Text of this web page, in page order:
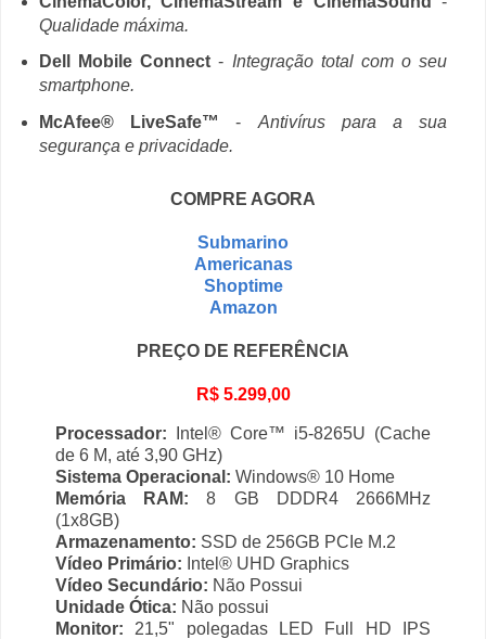
Qualidade máxima.
Dell Mobile Connect - Integração total com o seu
smartphone.
McAfee® LiveSafe™
- Antivírus para a sua
segurança e privacidade.
COMPRE AGORA
Submarino
Americanas
Shoptime
Amazon
PREÇO DE REFERÊNCIA
R$ 5.299,00
Processador: Intel® Core™ i5-8265U (Cache
de 6 M, até 3,90 GHz)
Sistema Operacional: Windows® 10 Home
Memória RAM: 8 GB DDDR4 2666MHz
(1x8GB)
Armazenamento: SSD de 256GB PCIe M.2
Vídeo Primário: Intel® UHD Graphics
Vídeo Secundário: Não Possui
Unidade Ótica: Não possui
Monitor: 21,5" polegadas LED Full HD IPS